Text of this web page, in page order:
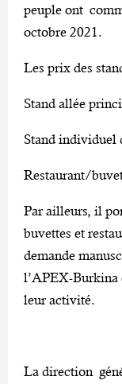
peuple ont
octobre 2021.
Les prix des
Stand allée
Stand individuel
Restaurant/
Par ailleurs, il
buvettes et
demande
l’APEX-Burkina
leur activité.
La direction